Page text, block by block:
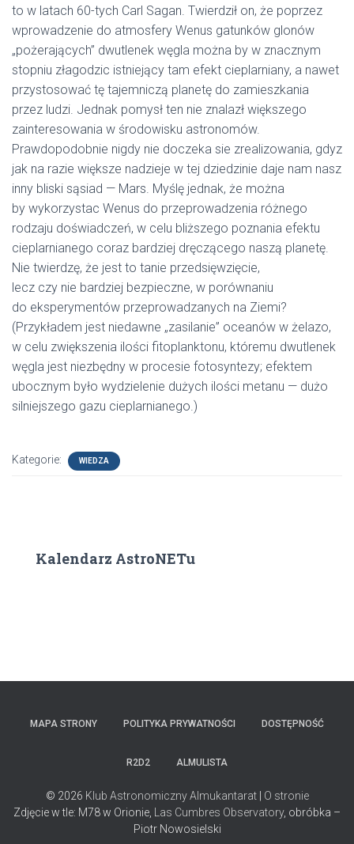
to w latach 60-tych Carl Sagan. Twierdził on, że poprzez
wprowadzenie do atmosfery Wenus gatunków glonów
„pożerających” dwutlenek węgla można by w znacznym
stopniu złagodzic istniejący tam efekt cieplarniany, a nawet
przystosować tę tajemniczą planetę do zamieszkania
przez ludzi. Jednak pomysł ten nie znalazł większego
zainteresowania w środowisku astronomów.
Prawdopodobnie nigdy nie doczeka sie zrealizowania, gdyz
jak na razie większe nadzieje w tej dziedzinie daje nam nasz
inny bliski sąsiad — Mars. Myślę jednak, że można
by wykorzystac Wenus do przeprowadzenia różnego
rodzaju doświadczeń, w celu bliższego poznania efektu
cieplarnianego coraz bardziej dręczącego naszą planetę.
Nie twierdzę, że jest to tanie przedsięwzięcie,
lecz czy nie bardziej bezpieczne, w porównaniu
do eksperymentów przeprowadzanych na Ziemi?
(Przykładem jest niedawne „zasilanie” oceanów w żelazo,
w celu zwiększenia ilości fitoplanktonu, któremu dwutlenek
węgla jest niezbędny w procesie fotosyntezy; efektem
ubocznym było wydzielenie dużych ilości metanu — dużo
silniejszego gazu cieplarnianego.)
Kategorie: WIEDZA
Kalendarz AstroNETu
MAPA STRONY POLITYKA PRYWATNOŚCI DOSTĘPNOŚĆ
R2D2 ALMULISTA
© 2026 Klub Astronomiczny Almukantarat| O stronie
Zdjęcie w tle: M78 w Orionie,
Las Cumbres Observatory, obróbka –
Piotr Nowosielski